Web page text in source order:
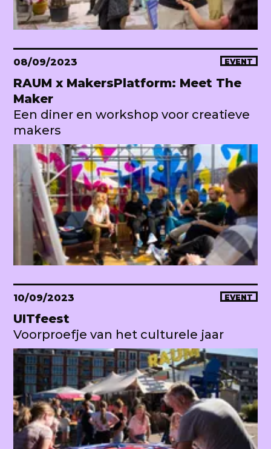
08/09/2023 EVENT
RAUM x MakersPlatform: Meet The
Maker
Een diner en workshop voor creatieve
makers
10/09/2023 EVENT
UITfeest
Voorproefje van het culturele jaar